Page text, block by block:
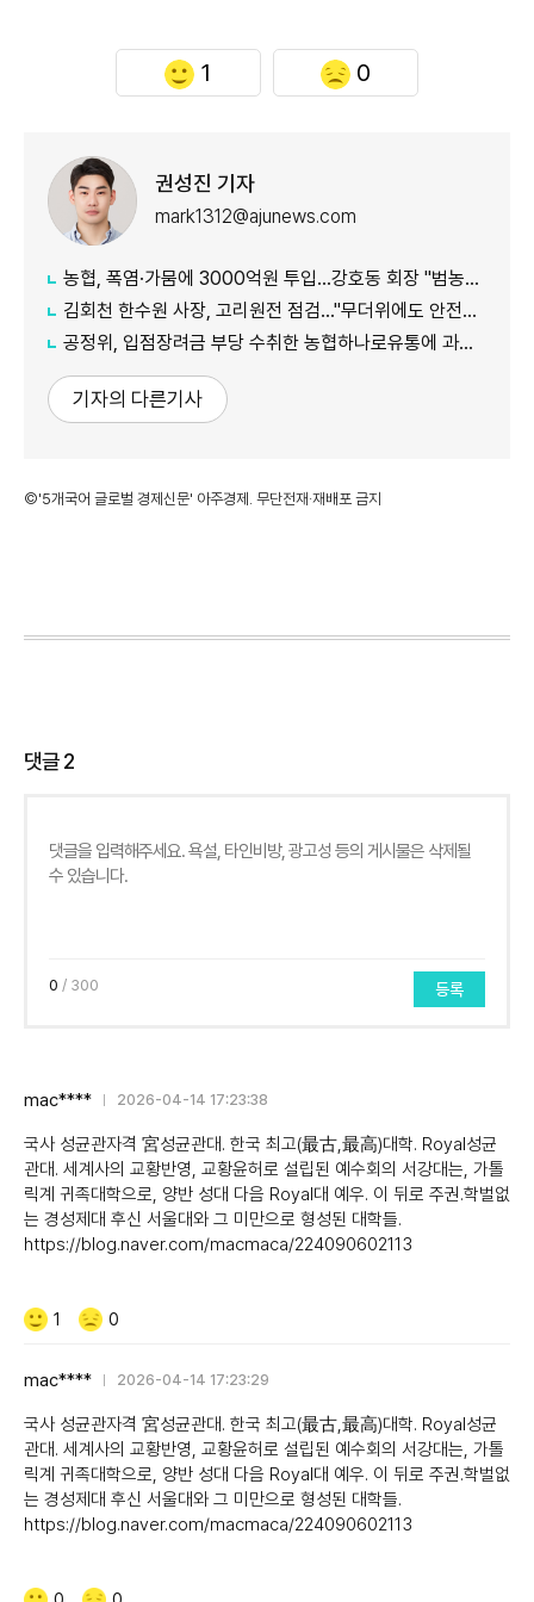
1 0
권성진 기자
mark1312@ajunews.com
농협, 폭염·가뭄에 3000억원 투입…강호동 회장 "범농협 역량 총동원"
김회천 한수원 사장, 고리원전 점검…"무더위에도 안전한 작업환경 중요"
공정위, 입점장려금 부당 수취한 농협하나로유통에 과징금 4.6억원 부과
기자의 다른기사
©'5개국어 글로벌 경제신문' 아주경제. 무단전재·재배포 금지
댓글2
0 / 300 등록
mac**** 2026-04-14 17:23:38
국사 성균관자격 宮성균관대. 한국 최고(最古,最高)대학. Royal성균
관대. 세계사의 교황반영, 교황윤허로 설립된 예수회의 서강대는, 가톨
릭계 귀족대학으로, 양반 성대 다음 Royal대 예우. 이 뒤로 주권.학벌없
는 경성제대 후신 서울대와 그 미만으로 형성된 대학들.
https://blog.naver.com/macmaca/224090602113
Like/Dislike
공
1
비
0
mac**** 2026-04-14 17:23:29
국사 성균관자격 宮성균관대. 한국 최고(最古,最高)대학. Royal성균
관대. 세계사의 교황반영, 교황윤허로 설립된 예수회의 서강대는, 가톨
릭계 귀족대학으로, 양반 성대 다음 Royal대 예우. 이 뒤로 주권.학벌없
는 경성제대 후신 서울대와 그 미만으로 형성된 대학들.
https://blog.naver.com/macmaca/224090602113